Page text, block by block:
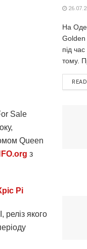
Sale
Queen
з
Рі
якого
На
Golden
під
тому.